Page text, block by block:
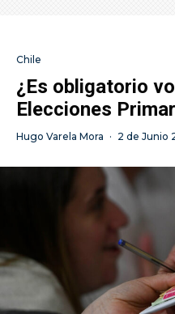
Chile
¿Es obligatorio
Elecciones
Hugo Varela Mora · 2 de Junio